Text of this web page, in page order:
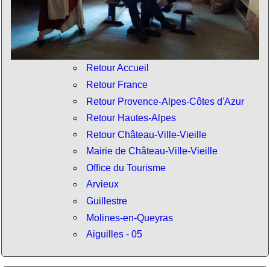
Retour Accueil
Retour France
Retour Provence-Alpes-Côtes d'Azur
Retour Hautes-Alpes
Retour Château-Ville-Vieille
Mairie de Château-Ville-Vieille
Office du Tourisme
Arvieux
Guillestre
Molines-en-Queyras
Aiguilles - 05